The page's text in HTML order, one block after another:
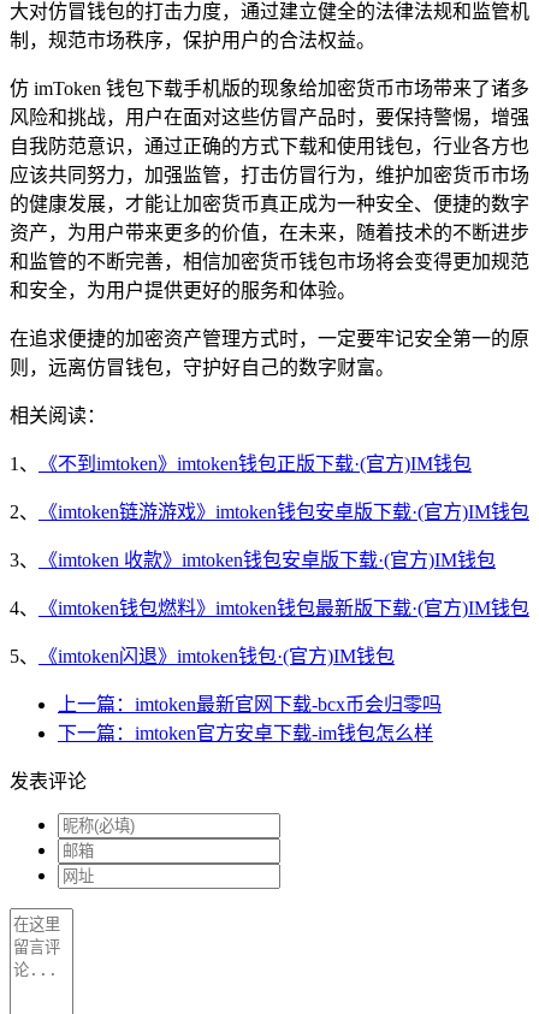
大对仿冒钱包的打击力度，通过建立健全的法律法规和监管机
制，规范市场秩序，保护用户的合法权益。
仿 imToken 钱包下载手机版的现象给加密货币市场带来了诸多
风险和挑战，用户在面对这些仿冒产品时，要保持警惕，增强
自我防范意识，通过正确的方式下载和使用钱包，行业各方也
应该共同努力，加强监管，打击仿冒行为，维护加密货币市场
的健康发展，才能让加密货币真正成为一种安全、便捷的数字
资产，为用户带来更多的价值，在未来，随着技术的不断进步
和监管的不断完善，相信加密货币钱包市场将会变得更加规范
和安全，为用户提供更好的服务和体验。
在追求便捷的加密资产管理方式时，一定要牢记安全第一的原
则，远离仿冒钱包，守护好自己的数字财富。
相关阅读：
1、 《不到imtoken》imtoken钱包正版下载·(官方)IM钱包
2、 《imtoken链游游戏》imtoken钱包安卓版下载·(官方)IM钱包
3、 《imtoken 收款》imtoken钱包安卓版下载·(官方)IM钱包
4、 《imtoken钱包燃料》imtoken钱包最新版下载·(官方)IM钱包
5、 《imtoken闪退》imtoken钱包·(官方)IM钱包
上一篇：imtoken最新官网下载-bcx币会归零吗
下一篇：imtoken官方安卓下载-im钱包怎么样
发表评论